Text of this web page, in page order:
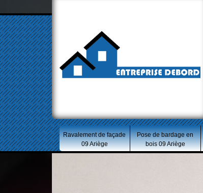
Ravalement de façade
09 Ariège
Pose de bardage en
bois 09 Ariège